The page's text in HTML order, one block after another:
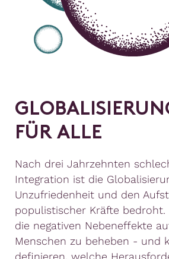
GLOBALISIERUN
FÜR ALLE
Nach drei Jahrzehnten
Integration ist die
Unzufriedenheit und den
populistischer Kräfte bedroht.
die negativen Nebeneffekte
Menschen zu beheben - und
definieren, welche